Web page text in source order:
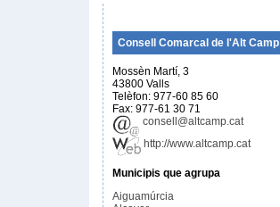
Consell Comarcal de l'Alt Camp
Mossèn Martí, 3
43800 Valls
Telèfon: 977-60 85 60
Fax: 977-61 30 71
consell@altcamp.cat
http://www.altcamp.cat
Municipis que agrupa
Aiguamúrcia